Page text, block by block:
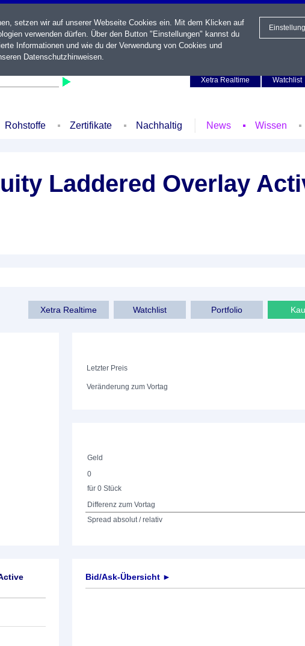
Xetra Realtime
Watchlist
Rohstoffe Zertifikate Nachhaltig News Wissen
Laddered Overlay
Xetra Realtime Watchlist Portfolio
Letzter Preis
Veränderung zum Vortag
Geld
0
für 0 Stück
Differenz zum Vortag
Spread absolut / relativ
Bid/Ask-Übersicht ►
setzen wir auf unserer Webseite Cookies ein. Mit dem Klicken auf
verwenden dürfen. Über den Button "Einstellungen" kannst du
Informationen und wie du der Verwendung von Cookies und
Datenschutzhinweisen.